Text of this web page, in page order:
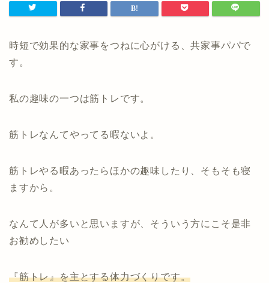
時短で効果的な家事をつねに心がける、共家事パパで
す。
私の趣味の一つは筋トレです。
筋トレなんてやってる暇ないよ。
筋トレやる暇あったらほかの趣味したり、そもそも寝
ますから。
なんて人が多いと思いますが、そういう方にこそ是非
お勧めしたい
『筋トレ』を主とする体力づくりです。